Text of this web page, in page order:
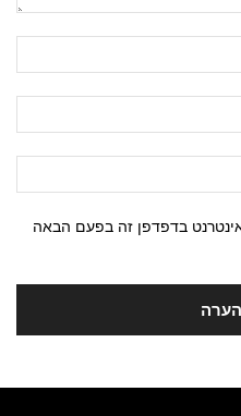
בדפדפן זה בפעם הבאה